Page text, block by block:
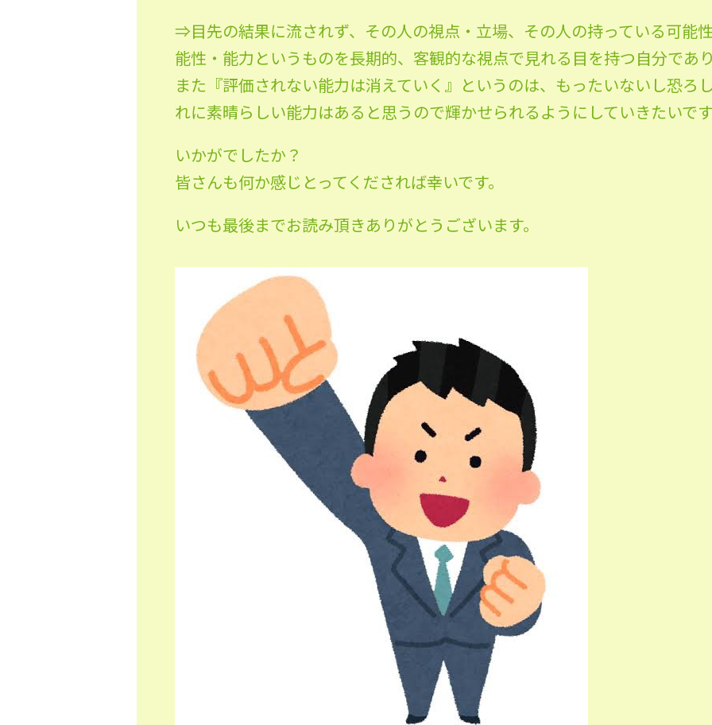
⇒目先の結果に流されず、その人の視点・立場、その人の持っている可能
能性・能力というものを長期的、客観的な視点で見れる目を持つ自分であ
また『評価されない能力は消えていく』というのは、もったいないし恐ろ
れに素晴らしい能力はあると思うので輝かせられるようにしていきたいです
いかがでしたか？
皆さんも何か感じとってくだされば幸いです。
いつも最後までお読み頂きありがとうございます。